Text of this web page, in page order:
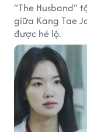
“The Husband”
giữa Kang Tae
được hé lộ.